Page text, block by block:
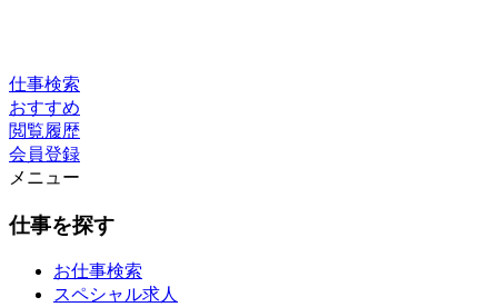
仕事検索
おすすめ
閲覧履歴
会員登録
メニュー
仕事を探す
お仕事検索
スペシャル求人